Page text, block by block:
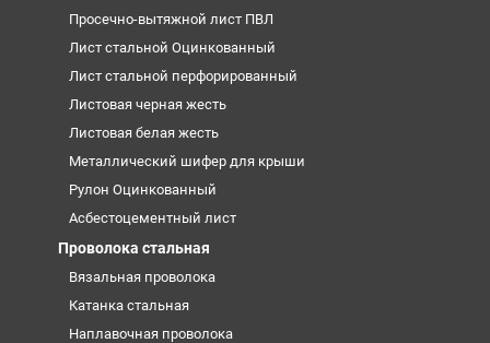
Просечно-вытяжной лист ПВЛ
Лист стальной Оцинкованный
Лист стальной перфорированный
Листовая черная жесть
Листовая белая жесть
Металлический шифер для крыши
Рулон Оцинкованный
Асбестоцементный лист
Проволока стальная
Вязальная проволока
Катанка стальная
Наплавочная проволока